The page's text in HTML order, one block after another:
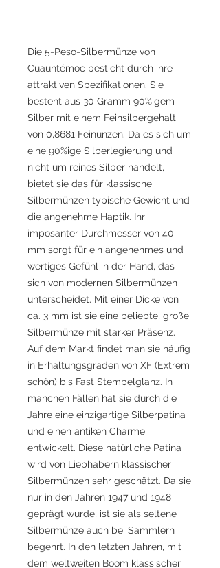
Die 5-Peso-Silbermünze von
Cuauhtémoc besticht durch ihre
attraktiven Spezifikationen. Sie
besteht aus 30 Gramm 90%igem
Silber mit einem Feinsilbergehalt
von 0,8681 Feinunzen. Da es sich um
eine 90%ige Silberlegierung und
nicht um reines Silber handelt,
bietet sie das für klassische
Silbermünzen typische Gewicht und
die angenehme Haptik. Ihr
imposanter Durchmesser von 40
mm sorgt für ein angenehmes und
wertiges Gefühl in der Hand, das
sich von modernen Silbermünzen
unterscheidet. Mit einer Dicke von
ca. 3 mm ist sie eine beliebte, große
Silbermünze mit starker Präsenz.
Auf dem Markt findet man sie häufig
in Erhaltungsgraden von XF (Extrem
schön) bis Fast Stempelglanz. In
manchen Fällen hat sie durch die
Jahre eine einzigartige Silberpatina
und einen antiken Charme
entwickelt. Diese natürliche Patina
wird von Liebhabern klassischer
Silbermünzen sehr geschätzt. Da sie
nur in den Jahren 1947 und 1948
geprägt wurde, ist sie als seltene
Silbermünze auch bei Sammlern
begehrt. In den letzten Jahren, mit
dem weltweiten Boom klassischer